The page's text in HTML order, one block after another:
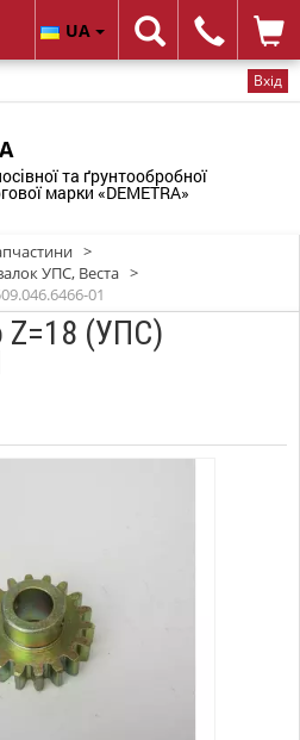
Вхід
та ґрунтообробної
марки «DEMETRA»
UA
>
УПС, Веста >
01
Z=18 (УПС)